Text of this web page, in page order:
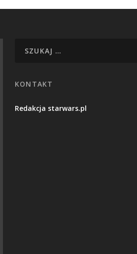
KONTAKT
Redakcja starwars.pl